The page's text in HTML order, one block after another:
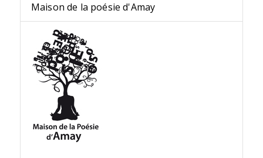
Maison de la poésie d'Amay